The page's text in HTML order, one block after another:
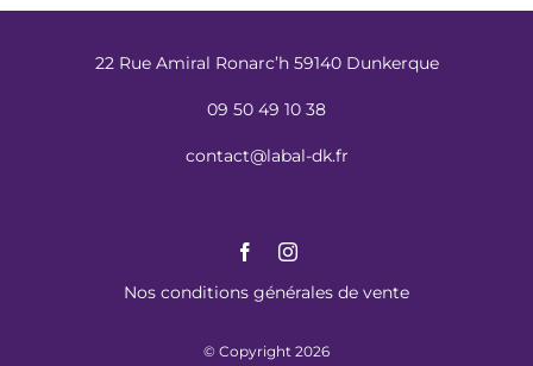
22 Rue Amiral Ronarc’h 59140 Dunkerque
09 50 49 10 38
contact@labal-dk.fr
Nos conditions générales de vente
© Copyright 2026